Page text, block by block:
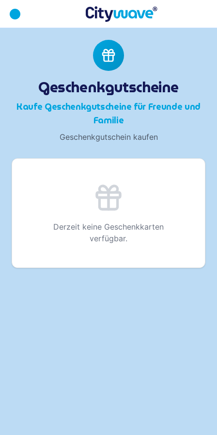
Geschenkgutscheine
Kaufe Geschenkgutscheine für Freunde und
Familie
Geschenkgutschein kaufen
Derzeit keine Geschenkkarten
verfügbar.